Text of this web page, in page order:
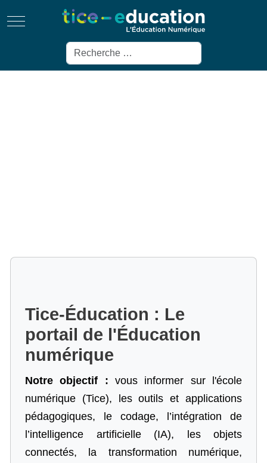
Mobile Menu Toggle
Rechercher
Tice-Éducation : Le
portail de l'Éducation
numérique
Notre objectif : vous informer sur l'école
numérique (Tice), les outils et applications
pédagogiques, le codage,
l’intégration de
l’intelligence artificielle (IA), les objets
connectés, la transformation numérique,